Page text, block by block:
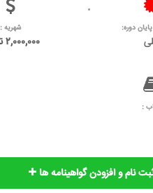
دوره: شهریه :
۲,۰۰۰,۰۰۰ تومان
:
نام و افزودن گواهینامه ها